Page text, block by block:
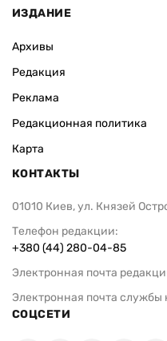
ИЗДАНИЕ
Архивы
Редакция
Реклама
Редакционная политика
Карта
КОНТАКТЫ
01010 Киев, ул. Князей
Телефон редакции:
+380 (44) 280-04-85
Электронная почта
Электронная почта службы
СОЦСЕТИ